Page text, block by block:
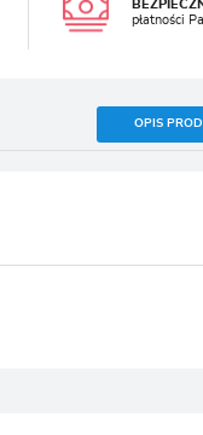
płatności
OPIS